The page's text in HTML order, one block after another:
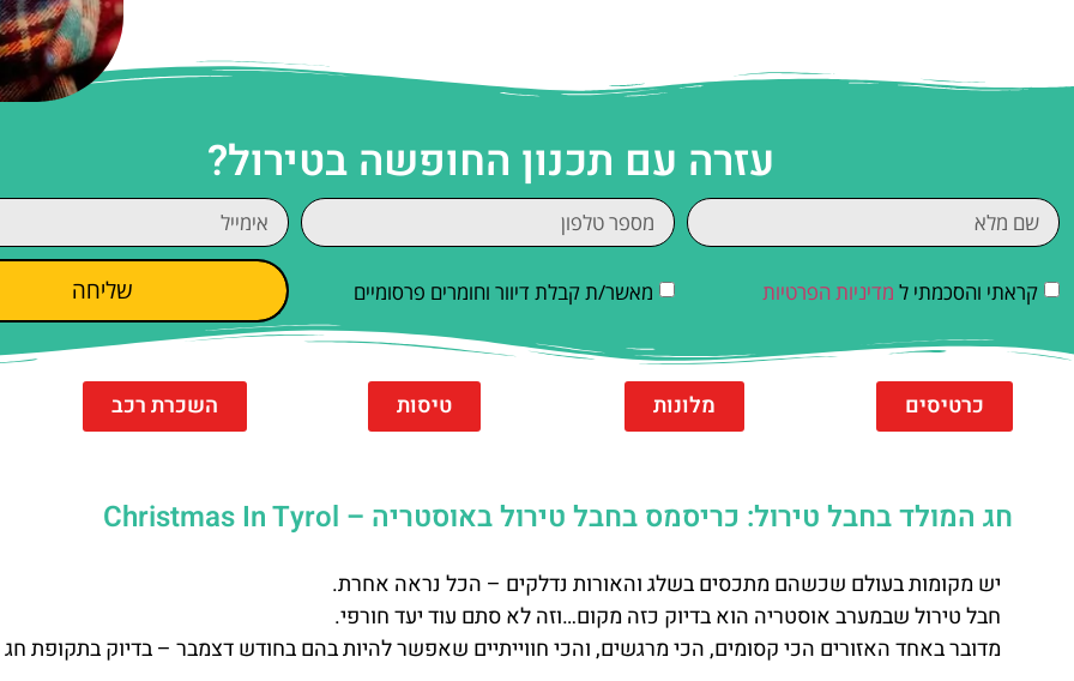
עזרה עם תכנון החופשה בטירול?
קראתי והסכמתי ל מדיניות הפרטיות מאשר/ת קבלת דיוור וחומרים פרסומיים שליחה
כרטיסים מלונות טיסות השכרת רכב
חג המולד בחבל טירול: כריסמס בחבל טירול באוסטריה – Christmas In Tyrol
יש מקומות בעולם שכשהם מתכסים בשלג והאורות נדלקים – הכל נראה אחרת.
חבל טירול שבמערב אוסטריה הוא בדיוק כזה מקום…וזה לא סתם עוד יעד חורפי.
מדובר באחד האזורים הכי קסומים, הכי מרגשים, והכי חווייתיים שאפשר להיות בהם בחודש דצמבר – בדיוק בתקופת